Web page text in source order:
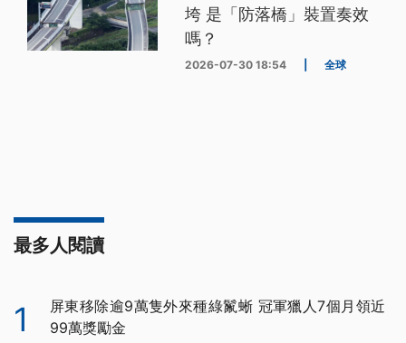
垮 是「防落橋」裝置奏效
嗎？
2026-07-30 18:54 全球
最多人閱讀
1
屏東移除逾9萬隻外來種綠鬣蜥 冠軍獵人7個月領近
99萬獎勵金